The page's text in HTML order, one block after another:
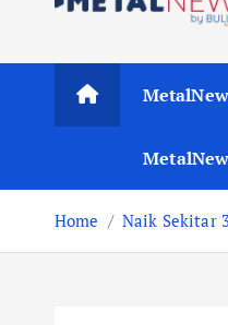
Home Naik Sekitar